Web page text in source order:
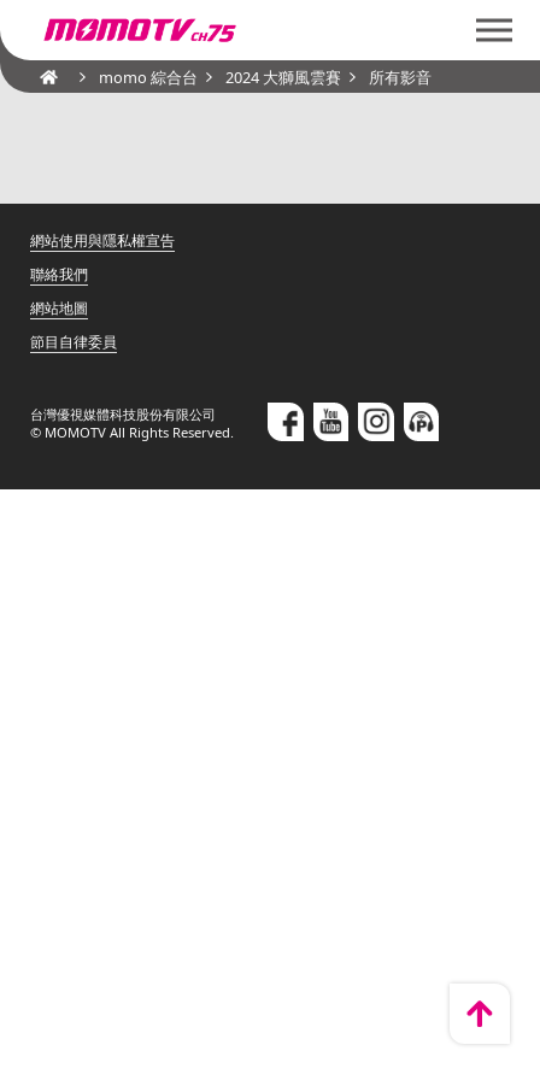
momo 綜合台 2024 大獅風雲賽 所有影音
網站使用與隱私權宣告
聯絡我們
網站地圖
節目自律委員
台灣優視媒體科技股份有限公司
© MOMOTV All Rights Reserved.